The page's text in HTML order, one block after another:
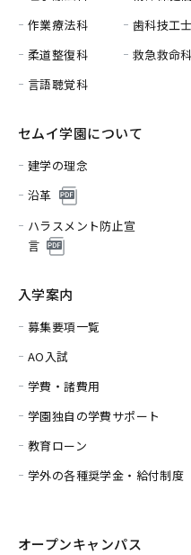
作業療法科
柔道整復科
言語聴覚科
歯科技工
救急救命科
セムイ学園について
建学の理念
沿革
ハラスメント防止宣
言
入学案内
募集要項一覧
AO入試
学費・諸費用
学園独自の学費サポート
教育ローン
学外の各種奨学金・給付制度
オープンキャンパス